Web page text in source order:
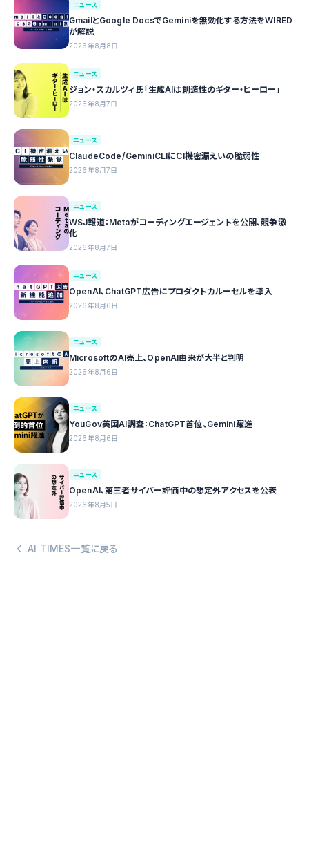
ニュース
GmailとGoogle DocsでGeminiを無効化する方法をWIRED
が解説
2026年8月8日
ニュース
ジョン・スカルツィ氏「生成AIは創造性のギター・ヒーロー」
2026年8月7日
ニュース
ClaudeCode/GeminiCLIにCI機密漏えいの脆弱性
2026年8月7日
ニュース
WSJ報道：Metaがコーディングエージェントを公開、競争激
化
2026年8月7日
ニュース
OpenAI、ChatGPT広告にプロダクトカルーセルを導入
2026年8月6日
ニュース
MicrosoftのAI売上、OpenAI由来が大半と判明
2026年8月6日
ニュース
YouGov英国AI調査：ChatGPT首位、Gemini躍進
2026年8月6日
ニュース
OpenAI、第三者サイバー評価中の想定外アクセスを公表
2026年8月5日
.AI TIMES一覧に戻る